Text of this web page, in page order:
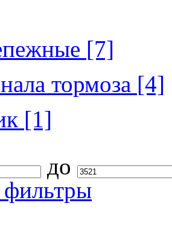
[7]
тормоза [4]
[1]
до
фильтры